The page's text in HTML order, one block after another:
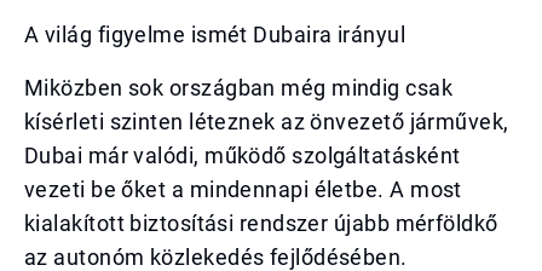
A világ figyelme ismét Dubaira irányul
Miközben sok országban még mindig csak
kísérleti szinten léteznek az önvezető járművek,
Dubai már valódi, működő szolgáltatásként
vezeti be őket a mindennapi életbe. A most
kialakított biztosítási rendszer újabb mérföldkő
az autonóm közlekedés fejlődésében.